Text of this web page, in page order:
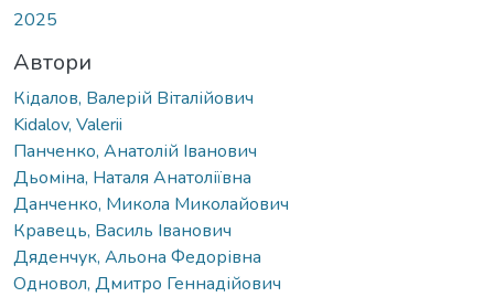
2025
Автори
Кідалов, Валерій Віталійович
Kidalov, Valerii
Панченко, Анатолій Іванович
Дьоміна, Наталя Анатоліївна
Данченко, Микола Миколайович
Кравець, Василь Іванович
Дяденчук, Альона Федорівна
Одновол, Дмитро Геннадійович